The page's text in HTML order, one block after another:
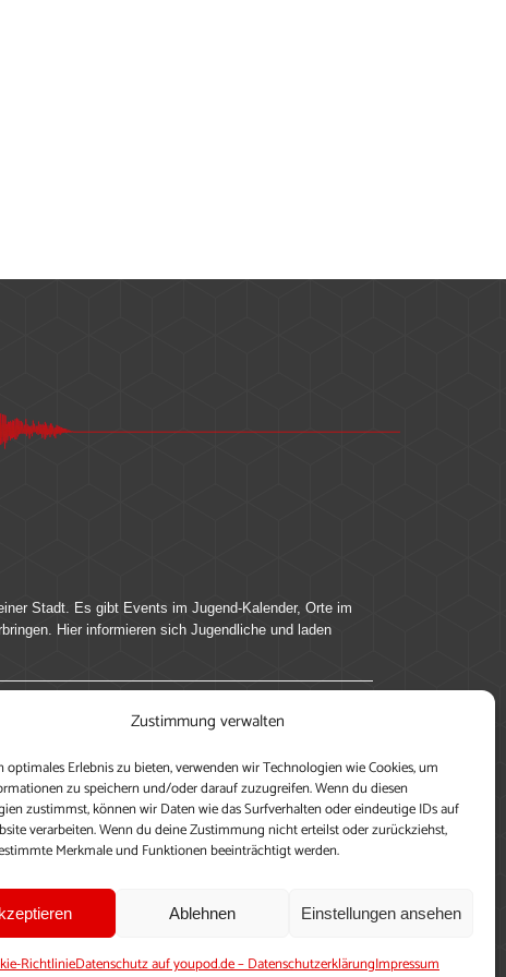
Zustimmung verwalten
optimales Erlebnis zu bieten, verwenden wir Technologien wie Cookies, um
zu speichern und/oder darauf zuzugreifen. Wenn du diesen
zustimmst, können wir Daten wie das Surfverhalten oder eindeutige IDs auf
verarbeiten. Wenn du deine Zustimmung nicht erteilst oder zurückziehst,
Merkmale und Funktionen beeinträchtigt werden.
Ablehnen Einstellungen ansehen
RichtlinieDatenschutz auf youpod.de – DatenschutzerklärungImpressum
Stadt. Es gibt Events im Jugend-Kalender, Orte im
Hier informieren sich Jugendliche und laden
teile deine Perspektive und veröffentliche
nutzen zu können, ein Profil anzulegen, eigene